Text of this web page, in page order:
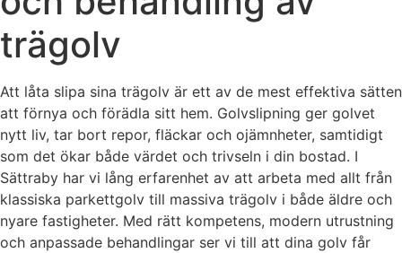
trägolv
Att låta slipa sina trägolv är ett av de mest effektiva sätten
att förnya och förädla sitt hem. Golvslipning ger golvet
nytt liv, tar bort repor, fläckar och ojämnheter, samtidigt
som det ökar både värdet och trivseln i din bostad. I
Sättraby har vi lång erfarenhet av att arbeta med allt från
klassiska parkettgolv till massiva trägolv i både äldre och
nyare fastigheter. Med rätt kompetens, modern utrustning
och anpassade behandlingar ser vi till att dina golv får